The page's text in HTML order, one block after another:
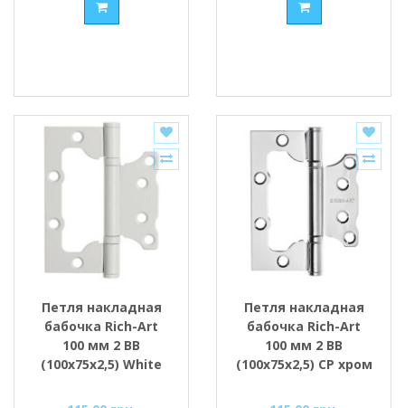
Петля накладная
бабочка Rich-Art
100 мм 2 ВВ
(100х75х2,5) White
Петля накладная
бабочка Rich-Art
100 мм 2 ВВ
(100х75х2,5) СР хром